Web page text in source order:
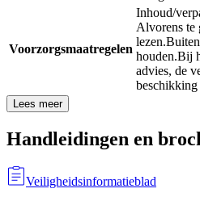
Voorzorgsmaatregelen
Inhoud/
Alvorens te
lezen.
houden.Bij
advies, de
beschikking
Lees meer
Handleidingen en
Veiligheidsinformatieblad